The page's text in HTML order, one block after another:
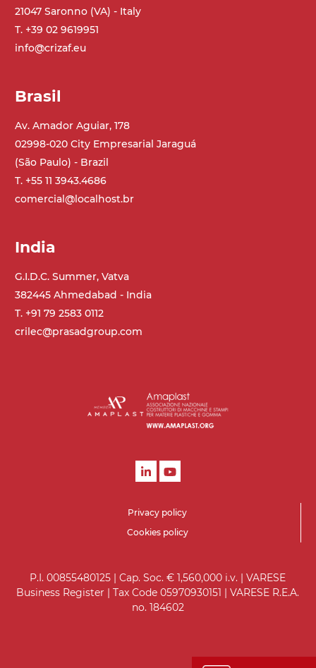
21047 Saronno (VA) - Italy
T. +39 02 9619951
info@crizaf.eu
Brasil
Av. Amador Aguiar, 178
02998-020 City Empresarial Jaraguá
(São Paulo) - Brazil
T. +55 11 3943.4686
comercial@localhost.br
India
G.I.D.C. Summer, Vatva
382445 Ahmedabad - India
T. +91 79 2583 0112
crilec@prasadgroup.com
Privacy policy
Cookies policy
P.I. 00855480125 | Cap. Soc. € 1,560,000 i.v. | VARESE
Business Register | Tax Code 05970930151 | VARESE R.E.A.
no. 184602